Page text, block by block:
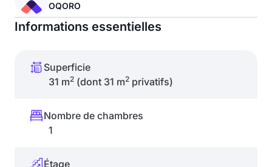
OQORO
Informations essentielles
Superficie
31 m2 (dont 31 m2 privatifs)
Nombre de chambres
1
Étage